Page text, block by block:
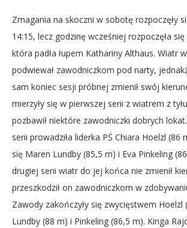
Zmagania na skoczni w sobotę rozpoczęły
14:15, lecz godzinę wcześniej rozpoczęła
która padła łupem Kathariny Althaus. Wiatr
podwiewał zawodniczkom pod narty,
sam koniec sesji próbnej zmienił swój
mierzyły się w pierwszej serii z wiatrem z
pozbawił niektóre zawodniczki dobrych
serii prowadziła liderka PŚ Chiara Hoelzl (86
się Maren Lundby (85,5 m) i Eva Pinkeling
drugiej serii wiatr do jej końca nie zmienił
przeszkodził on zawodniczkom w
Zawody zakończyły się zwycięstwem Hoelzl
Lundby (88 m) i Pinkeling (86,5 m). Kinga